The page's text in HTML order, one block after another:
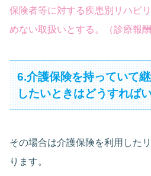
保険者等に対する疾患別リハビ
めない取扱いとする。（診療報
6.介護保険を持っていて
したいときはどうすれば
その場合は介護保険を利用した
ります。